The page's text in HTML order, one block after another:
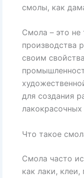
смолы, как
Смола – это
производства
своим
для создания
Что такое
Смола часто
как лаки,